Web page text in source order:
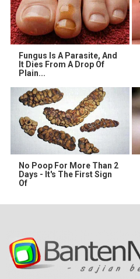
Fungus Is A Parasite, And
It Dies From A Drop Of
Plain...
No Poop For More Than 2
Days - It's The First Sign
Of